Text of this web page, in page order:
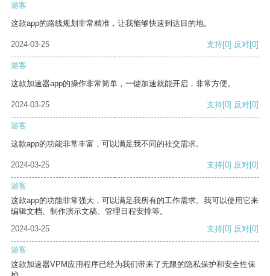
游客
这款app的路线规划非常精准，让我能够快速到达目的地。
2024-03-25 支持[0] 反对[0]
游客
这款加速器app的操作非常简单，一键加速就能开启，非常方便。
2024-03-25 支持[0] 反对[0]
游客
这款app的功能非常丰富，可以满足我不同的社交需求。
2024-03-25 支持[0] 反对[0]
游客
这款app的功能非常强大，可以满足我所有的工作需求。我可以使用它来
编辑文档、制作演示文稿、管理日程安排等。
2024-03-25
支持[0] 反对[0]
游客
这款加速器VPM应用程序已经为我们带来了无限的隐私保护和安全性保